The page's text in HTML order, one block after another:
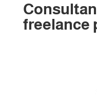
freelance